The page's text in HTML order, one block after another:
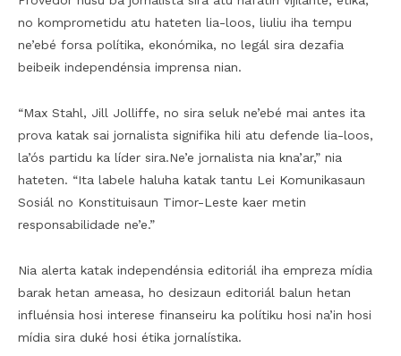
no komprometidu atu hateten lia-loos, liuliu iha tempu
ne’ebé forsa polítika, ekonómika, no legál sira dezafia
beibeik independénsia imprensa nian.
“Max Stahl, Jill Jolliffe, no sira seluk ne’ebé mai antes ita
prova katak sai jornalista signifika hili atu defende lia-loos,
la’ós partidu ka líder sira.Ne’e jornalista nia kna’ar,” nia
hateten. “Ita labele haluha katak tantu Lei Komunikasaun
Sosiál no Konstituisaun Timor-Leste kaer metin
responsabilidade ne’e.”
Nia alerta katak independénsia editoriál iha empreza mídia
barak hetan ameasa, ho desizaun editoriál balun hetan
influénsia hosi interese finanseiru ka polítiku hosi na’in hosi
mídia sira duké hosi étika jornalístika.